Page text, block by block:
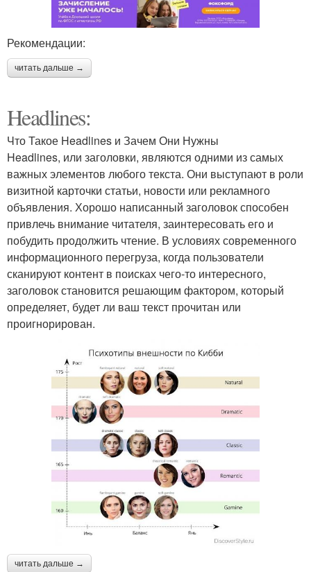
Рекомендации:
читать дальше →
Headlines:
Что Такое Headlines и Зачем Они Нужны
Headlines, или заголовки, являются одними из самых
важных элементов любого текста. Они выступают в роли
визитной карточки статьи, новости или рекламного
объявления. Хорошо написанный заголовок способен
привлечь внимание читателя, заинтересовать его и
побудить продолжить чтение. В условиях современного
информационного перегруза, когда пользователи
сканируют контент в поисках чего-то интересного,
заголовок становится решающим фактором, который
определяет, будет ли ваш текст прочитан или
проигнорирован.
читать дальше →